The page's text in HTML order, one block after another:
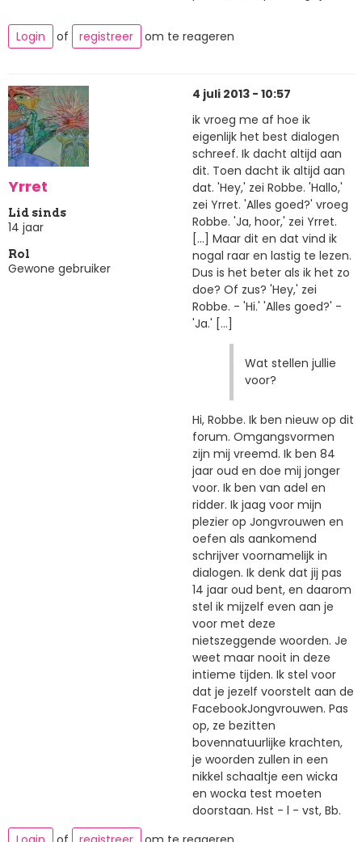
Login of registreer om te reageren
Yrret
Lid sinds
14 jaar
Rol
Gewone gebruiker
4 juli 2013 - 10:57
ik vroeg me af hoe ik
eigenlijk het best dialogen
schreef. Ik dacht altijd aan
dit. Toen dacht ik altijd aan
dat. 'Hey,' zei Robbe. 'Hallo,'
zei Yrret. 'Alles goed?' vroeg
Robbe. 'Ja, hoor,' zei Yrret.
[...] Maar dit en dat vind ik
nogal raar en lastig te lezen.
Dus is het beter als ik het zo
doe? Of zus? 'Hey,' zei
Robbe. - 'Hi.' 'Alles goed?' -
'Ja.' [...]
Wat stellen jullie
voor?
Hi, Robbe. Ik ben nieuw op dit
forum. Omgangsvormen
zijn mij vreemd. Ik ben 84
jaar oud en doe mij jonger
voor. Ik ben van adel en
ridder. Ik jaag voor mijn
plezier op Jongvrouwen en
oefen als aankomend
schrijver voornamelijk in
dialogen. Ik denk dat jij pas
14 jaar oud bent, en daarom
stel ik mijzelf even aan je
voor met deze
nietszeggende woorden. Je
weet maar nooit in deze
intieme tijden. Ik stel voor
dat je jezelf voorstelt aan de
FacebookJongvrouwen. Pas
op, ze bezitten
bovennatuurlijke krachten,
je woorden zullen in een
nikkel schaaltje een wicka
en wocka test moeten
doorstaan. Hst - l - vst, Bb.